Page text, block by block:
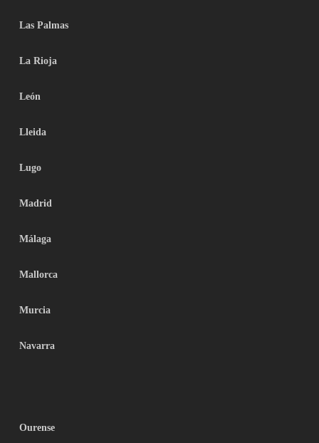
Las Palmas
La Rioja
León
Lleida
Lugo
Madrid
Málaga
Mallorca
Murcia
Navarra
Ourense